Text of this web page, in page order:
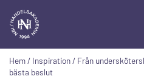
Hem/ Inspiration/ Från
bästa beslut